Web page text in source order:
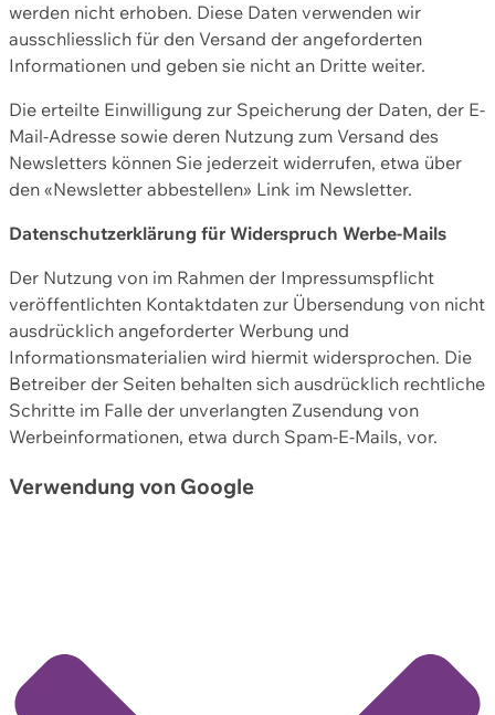
werden nicht erhoben. Diese Daten verwenden wir
ausschliesslich für den Versand der angeforderten
Informationen und geben sie nicht an Dritte weiter.
Die erteilte Einwilligung zur Speicherung der Daten, der E-
Mail-Adresse sowie deren Nutzung zum Versand des
Newsletters können Sie jederzeit widerrufen, etwa über
den «Newsletter abbestellen» Link im Newsletter.
Datenschutzerklärung für Widerspruch Werbe-Mails
Der Nutzung von im Rahmen der Impressumspflicht
veröffentlichten Kontaktdaten zur Übersendung von nicht
ausdrücklich angeforderter Werbung und
Informationsmaterialien wird hiermit widersprochen. Die
Betreiber der Seiten behalten sich ausdrücklich rechtliche
Schritte im Falle der unverlangten Zusendung von
Werbeinformationen, etwa durch Spam-E-Mails, vor.
Verwendung von Google